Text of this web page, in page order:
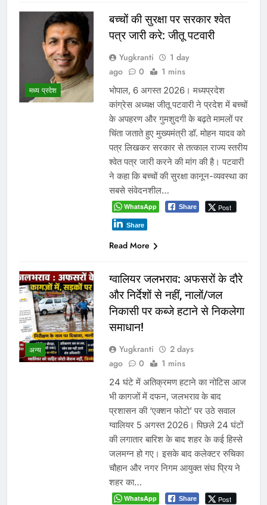
मध्य प्रदेश
बच्चों की सुरक्षा पर सरकार श्वेत
पत्र जारी करे: जीतू पटवारी
Yugkranti
1 day
ago
0 1 mins
भोपाल, 6 अगस्त 2026। मध्यप्रदेश
कांग्रेस अध्यक्ष जीतू पटवारी ने प्रदेश में बच्चों
के अपहरण और गुमशुदगी के बढ़ते मामलों पर
चिंता जताते हुए मुख्यमंत्री डॉ. मोहन यादव को
पत्र लिखकर सरकार से तत्काल राज्य स्तरीय
श्वेत पत्र जारी करने की मांग की है। पटवारी
ने कहा कि बच्चों की सुरक्षा कानून-व्यवस्था का
सबसे संवेदनशील…
WhatsApp Share Post
Share
Read More
अन्य
ग्वालियर जलभराव: अफसरों के दौरे
और निर्देशों से नहीं, नालों/जल
निकासी पर कब्जे हटाने से निकलेगा
समाधान!
Yugkranti
2 days
ago
0 1 mins
24 घंटे में अतिक्रमण हटाने का नोटिस आज
भी कागजों में दफन, जलभराव के बाद
प्रशासन की ‘एक्शन फोटो’ पर उठे सवाल
ग्वालियर 5 अगस्त 2026। पिछले 24 घंटों
की लगातार बारिश के बाद शहर के कई हिस्से
जलमग्न हो गए। इसके बाद कलेक्टर रुचिका
चौहान और नगर निगम आयुक्त संघ प्रिय ने
शहर का…
WhatsApp Share Post